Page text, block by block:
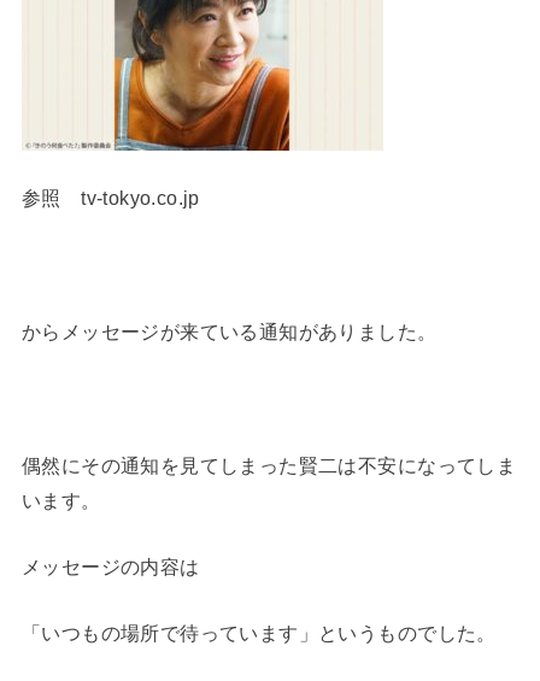
参照 tv-tokyo.co.jp
からメッセージが来ている通知がありました。
偶然にその通知を見てしまった賢二は不安になってしま
います。
メッセージの内容は
「いつもの場所で待っています」というものでした。